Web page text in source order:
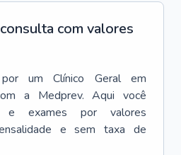
com valores
um Clínico Geral
em
a Medprev. Aqui você
e exames por valores
e sem taxa de